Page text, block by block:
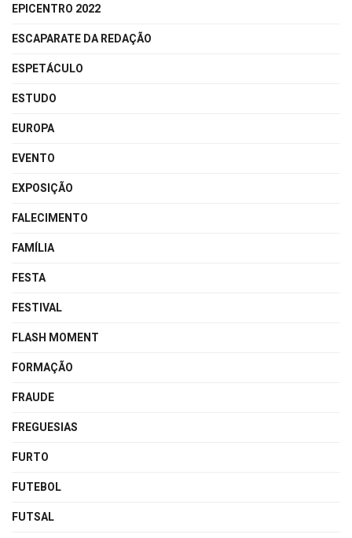
EPICENTRO 2022
ESCAPARATE DA REDAÇÃO
ESPETÁCULO
ESTUDO
EUROPA
EVENTO
EXPOSIÇÃO
FALECIMENTO
FAMÍLIA
FESTA
FESTIVAL
FLASH MOMENT
FORMAÇÃO
FRAUDE
FREGUESIAS
FURTO
FUTEBOL
FUTSAL